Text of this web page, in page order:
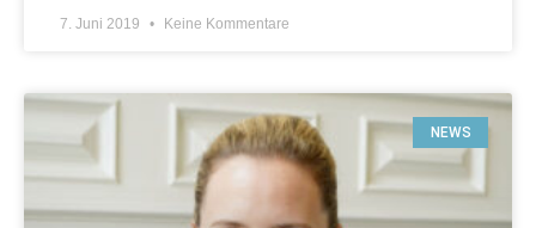
7. Juni 2019 Keine Kommentare
NEWS